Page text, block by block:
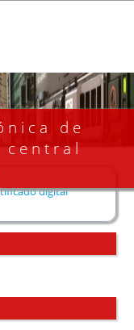
de
central
digital